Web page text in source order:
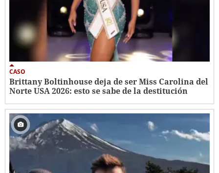
CASO
Brittany Boltinhouse deja de ser Miss Carolina del
Norte USA 2026: esto se sabe de la destitución